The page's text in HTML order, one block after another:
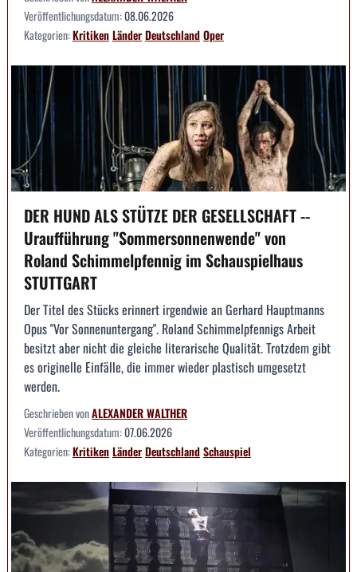
Veröffentlichungsdatum:08.06.2026
Kategorien:KritikenLänderDeutschlandOper
DER HUND ALS STÜTZE DER GESELLSCHAFT --
Uraufführung "Sommersonnenwende" von
Roland Schimmelpfennig im Schauspielhaus
STUTTGART
Der Titel des Stücks erinnert irgendwie an Gerhard Hauptmanns
Opus "Vor Sonnenuntergang". Roland Schimmelpfennigs Arbeit
besitzt aber nicht die gleiche literarische Qualität. Trotzdem gibt
es originelle Einfälle, die immer wieder plastisch umgesetzt
werden.
Geschrieben vonALEXANDER WALTHER
Veröffentlichungsdatum:07.06.2026
Kategorien:KritikenLänderDeutschlandSchauspiel